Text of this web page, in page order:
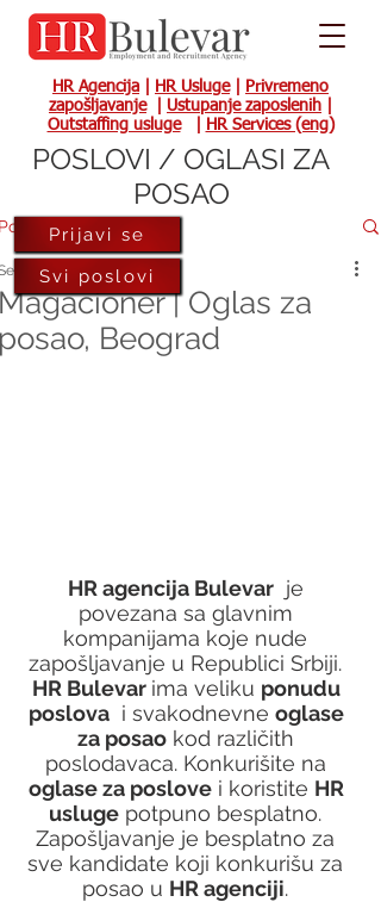
HR Agencija HR Usluge|
Privremeno
zapošljavanje| Ustupanje zaposlenih
Outstaffing usluge| HR Services (eng)
| Oglas za
Beograd
12, 2025
HR agencija Bulevar
  je
povezana sa glavnim
kompanijama koje nude
zapošljavanje u Republici Srbiji.
HR Bulevar ima veliku ponudu
poslova
  i svakodnevne
oglase
za posao kod različith
poslodavaca. Konkurišite na
oglase za poslove i koristite HR
usluge potpuno besplatno.
Zapošljavanje je besplatno za
sve kandidate koji konkurišu za
posao u HR agenciji.
Prijavi se
Svi poslovi
POSLOVI / OGLASI ZA
POSAO